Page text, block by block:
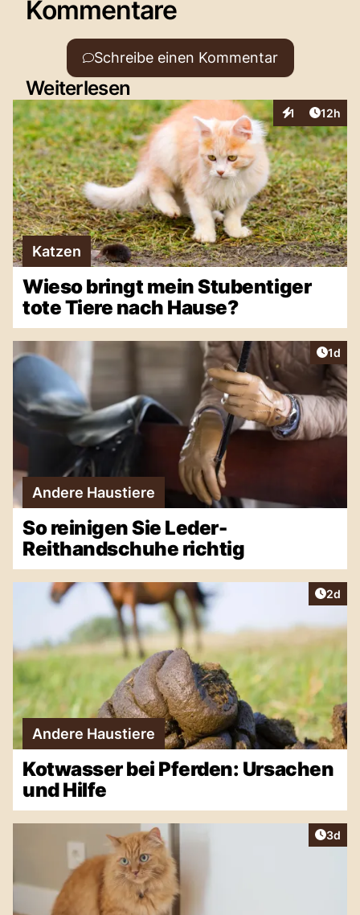
Kommentare
Schreibe einen Kommentar
Weiterlesen
1
Interaktionen
Artikel
12h
Katzen
Wieso bringt mein Stubentiger
tote Tiere nach Hause?
1d
Andere Haustiere
So reinigen Sie Leder-
Reithandschuhe richtig
2d
Andere Haustiere
Kotwasser bei Pferden: Ursachen
und Hilfe
3d